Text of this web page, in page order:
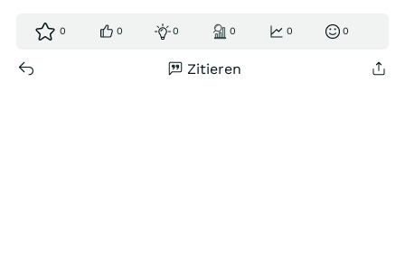
0 0 0 0 0 0
Zitieren